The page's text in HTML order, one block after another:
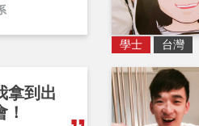
學士 台灣
拿到出